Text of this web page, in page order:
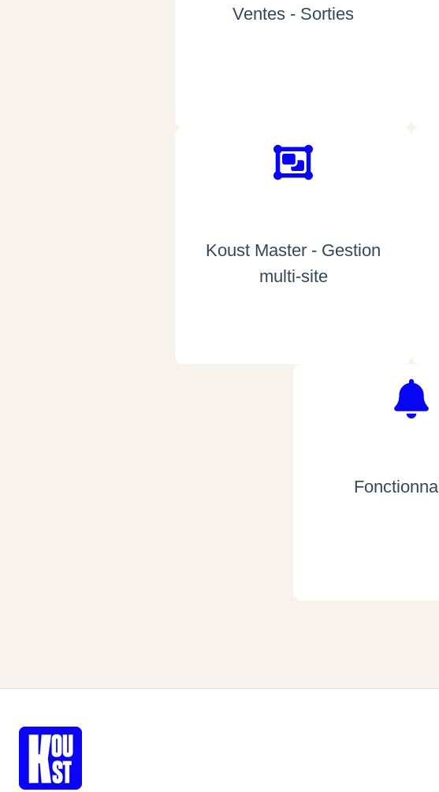
Ventes - Sorties
Koust Master - Gestion
multi-site